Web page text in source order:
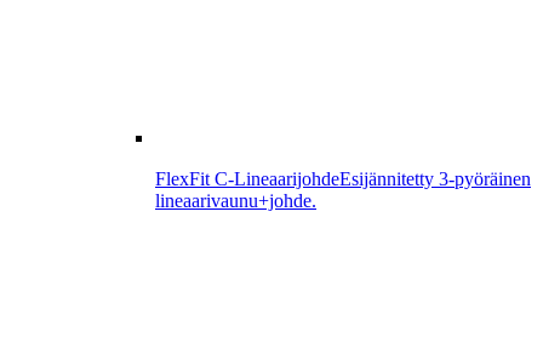
FlexFit C-LineaarijohdeEsijännitetty 3-pyöräinen
lineaarivaunu+johde.